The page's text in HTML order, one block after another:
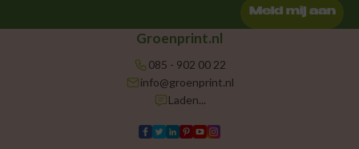
Meld mij aan
Groenprint.nl
085 - 902 00 22
info@groenprint.nl
Laden...